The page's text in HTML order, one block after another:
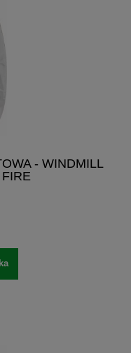
- WINDMILL